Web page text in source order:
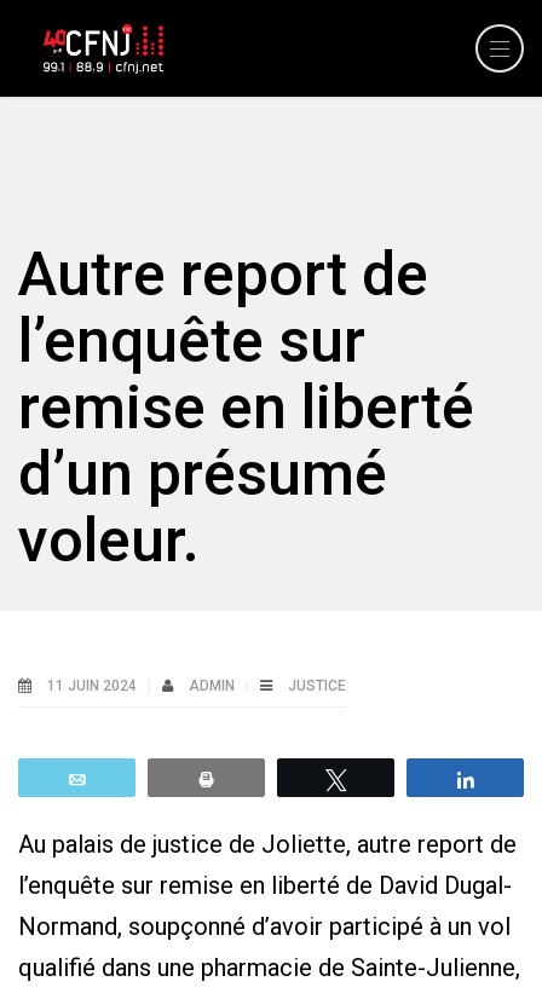
Autre report de
l’enquête sur
remise en liberté
d’un présumé
voleur.
11 JUIN 2024 ADMIN JUSTICE
Au palais de justice de Joliette, autre report de
l’enquête sur remise en liberté de David Dugal-
Normand, soupçonné d’avoir participé à un vol
qualifié dans une pharmacie de Sainte-Julienne,